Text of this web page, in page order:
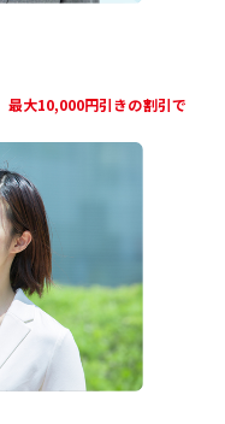
最大10,000円引きの割引で